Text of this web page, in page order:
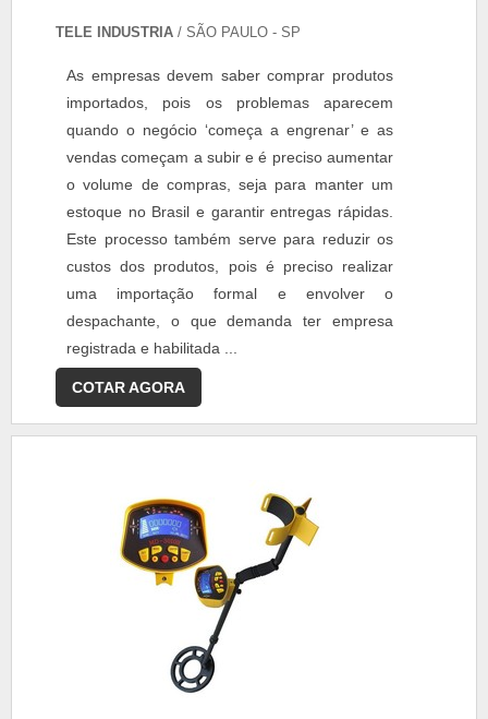
TELE INDUSTRIA / SÃO PAULO - SP
As empresas devem saber comprar produtos
importados, pois os problemas aparecem
quando o negócio ‘começa a engrenar’ e as
vendas começam a subir e é preciso aumentar
o volume de compras, seja para manter um
estoque no Brasil e garantir entregas rápidas.
Este processo também serve para reduzir os
custos dos produtos, pois é preciso realizar
uma importação formal e envolver o
despachante, o que demanda ter empresa
registrada e habilitada ...
COTAR AGORA